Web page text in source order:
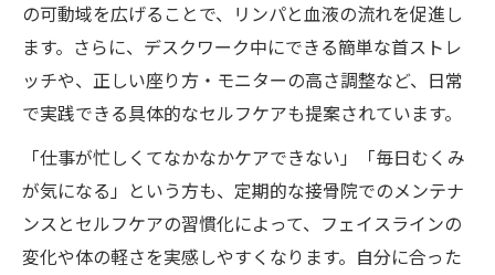
の可動域を広げることで、リンパと血液の流れを促進し
ます。さらに、デスクワーク中にできる簡単な首ストレ
ッチや、正しい座り方・モニターの高さ調整など、日常
で実践できる具体的なセルフケアも提案されています。
「仕事が忙しくてなかなかケアできない」「毎日むくみ
が気になる」という方も、定期的な接骨院でのメンテナ
ンスとセルフケアの習慣化によって、フェイスラインの
変化や体の軽さを実感しやすくなります。自分に合った